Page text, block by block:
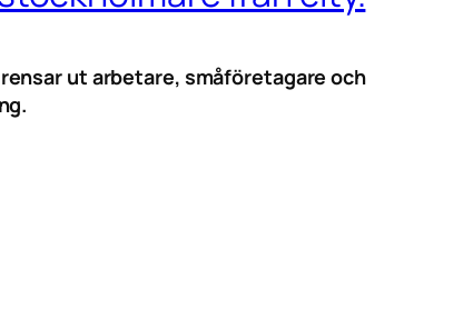
ut arbetare, småföretagare och